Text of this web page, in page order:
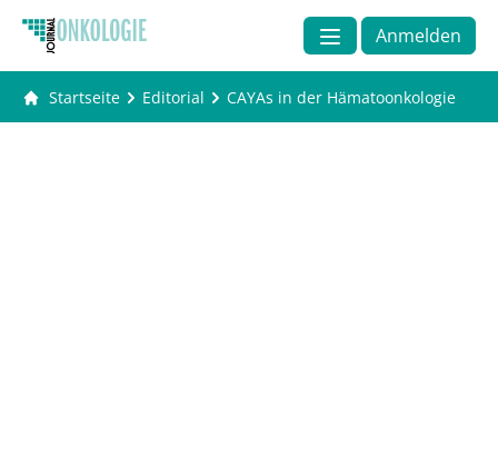
Anmelden
Startseite Editorial CAYAs in der Hämatoonkologie